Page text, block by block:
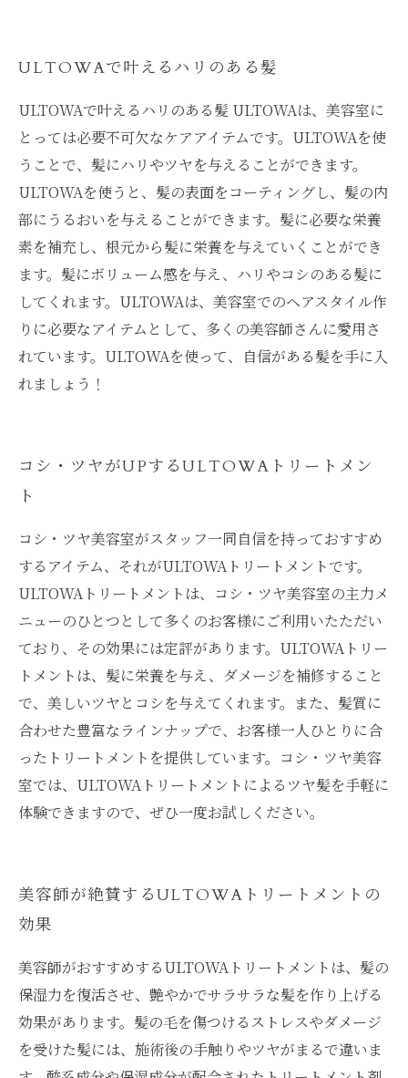
ULTOWAで叶えるハリのある髪
ULTOWAで叶えるハリのある髪 ULTOWAは、美容室に
とっては必要不可欠なケアアイテムです。ULTOWAを使
うことで、髪にハリやツヤを与えることができます。
ULTOWAを使うと、髪の表面をコーティングし、髪の内
部にうるおいを与えることができます。髪に必要な栄養
素を補充し、根元から髪に栄養を与えていくことができ
ます。髪にボリューム感を与え、ハリやコシのある髪に
してくれます。ULTOWAは、美容室でのヘアスタイル作
りに必要なアイテムとして、多くの美容師さんに愛用さ
れています。ULTOWAを使って、自信がある髪を手に入
れましょう！
コシ・ツヤがUPするULTOWAトリートメン
ト
コシ・ツヤ美容室がスタッフ一同自信を持っておすすめ
するアイテム、それがULTOWAトリートメントです。
ULTOWAトリートメントは、コシ・ツヤ美容室の主力メ
ニューのひとつとして多くのお客様にご利用いたただい
ており、その効果には定評があります。ULTOWAトリー
トメントは、髪に栄養を与え、ダメージを補修すること
で、美しいツヤとコシを与えてくれます。また、髪質に
合わせた豊富なラインナップで、お客様一人ひとりに合
ったトリートメントを提供しています。コシ・ツヤ美容
室では、ULTOWAトリートメントによるツヤ髪を手軽に
体験できますので、ぜひ一度お試しください。
美容師が絶賛するULTOWAトリートメントの
効果
美容師がおすすめするULTOWAトリートメントは、髪の
保湿力を復活させ、艶やかでサラサラな髪を作り上げる
効果があります。髪の毛を傷つけるストレスやダメージ
を受けた髪には、施術後の手触りやツヤがまるで違いま